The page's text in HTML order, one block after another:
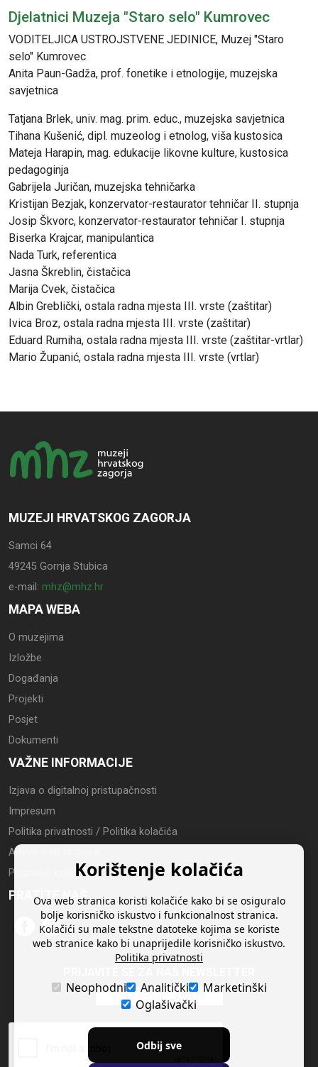
Djelatnici Muzeja "Staro selo" Kumrovec
VODITELJICA USTROJSTVENE JEDINICE, Muzej "Staro
selo" Kumrovec
Anita Paun-Gadža, prof. fonetike i etnologije, muzejska
savjetnica
Tatjana Brlek, univ. mag. prim. educ., muzejska savjetnica
Tihana Kušenić, dipl. muzeolog i etnolog, viša kustosica
Mateja Harapin, mag. edukacije likovne kulture, kustosica
pedagoginja
Gabrijela Juričan, muzejska tehničarka
Kristijan Bezjak, konzervator-restaurator tehničar II. stupnja
Josip Škvorc, konzervator-restaurator tehničar I. stupnja
Biserka Krajcar, manipulantica
Nada Turk, referentica
Jasna Škreblin, čistačica
Marija Cvek, čistačica
Albin Greblički, ostala radna mjesta III. vrste (zaštitar)
Ivica Broz, ostala radna mjesta III. vrste (zaštitar)
Eduard Rumiha, ostala radna mjesta III. vrste (zaštitar-vrtlar)
Mario Županić, ostala radna mjesta III. vrste (vrtlar)
MUZEJI HRVATSKOG ZAGORJA
Samci 64
49245 Gornja Stubica
e-mail: mhz@mhz.hr
MAPA WEBA
O muzejima
Izložbe
Događanja
Projekti
Posjet
Dokumenti
VAŽNE INFORMACIJE
Izjava o digitalnoj pristupačnosti
Impresum
Politika privatnosti / Politika kolačića
Arhiva web stranice
Postavke kolačića
PRATITE NAS
Korištenje kolačića
Ova web stranica koristi kolačiće kako bi se osiguralo
bolje korisničko iskustvo i funkcionalnost stranica.
Kolačići su male tekstne datoteke kojima se koriste
web stranice kako bi unaprijedile korisničko iskustvo.
Politika privatnosti
Neophodni Analitički
Marketinški
Oglašivački
Odbij sve